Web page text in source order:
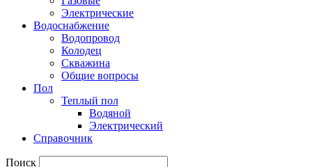
Электрические
Водоснабжение
Водопровод
Колодец
Скважина
Общие вопросы
Пол
Теплый пол
Водяной
Электрический
Справочник
Поиск